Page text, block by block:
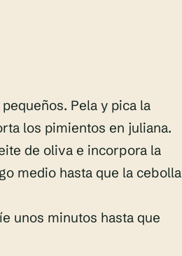
Pela y pica la
los pimientos en juliana.
de oliva e incorpora la
medio hasta que la cebolla
unos minutos hasta que